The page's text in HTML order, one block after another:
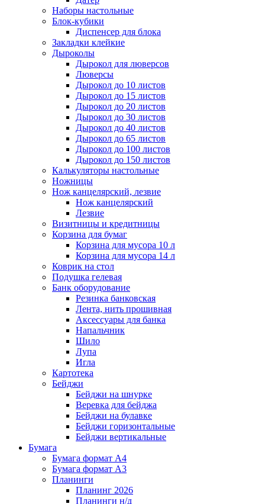
Наборы настольные
Блок-кубики
Диспенсер для блока
Закладки клейкие
Дыроколы
Дырокол для люверсов
Люверсы
Дырокол до 10 листов
Дырокол до 15 листов
Дырокол до 20 листов
Дырокол до 30 листов
Дырокол до 40 листов
Дырокол до 65 листов
Дырокол до 100 листов
Дырокол до 150 листов
Калькуляторы настольные
Ножницы
Нож канцелярский, лезвие
Нож канцелярский
Лезвие
Визитницы и кредитницы
Корзина для бумаг
Корзина для мусора 10 л
Корзина для мусора 14 л
Коврик на стол
Подушка гелевая
Банк оборудование
Резинка банковская
Лента, нить прошивная
Аксессуары для банка
Напальчник
Шило
Лупа
Игла
Картотека
Бейджи
Бейджи на шнурке
Веревка для бейджа
Бейджи на булавке
Бейджи горизонтальные
Бейджи вертикальные
Бумага
Бумага формат А4
Бумага формат А3
Планинги
Планинг 2026
Планинги н/д